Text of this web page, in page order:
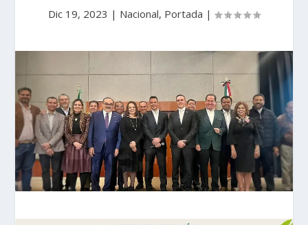
Dic 19, 2023 | Nacional, Portada |